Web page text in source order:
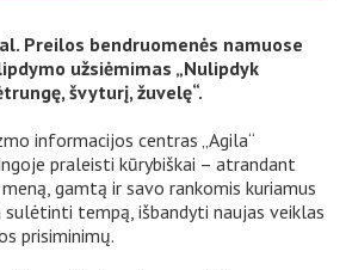
Preilos bendruomenės namuose
užsiėmimas „Nulipdyk
švyturį, žuvelę“.
informacijos centras „Agila“
praleisti kūrybiškai – atrandant
gamtą ir savo rankomis kuriamus
sulėtinti tempą, išbandyti naujas veiklas
prisiminimų.